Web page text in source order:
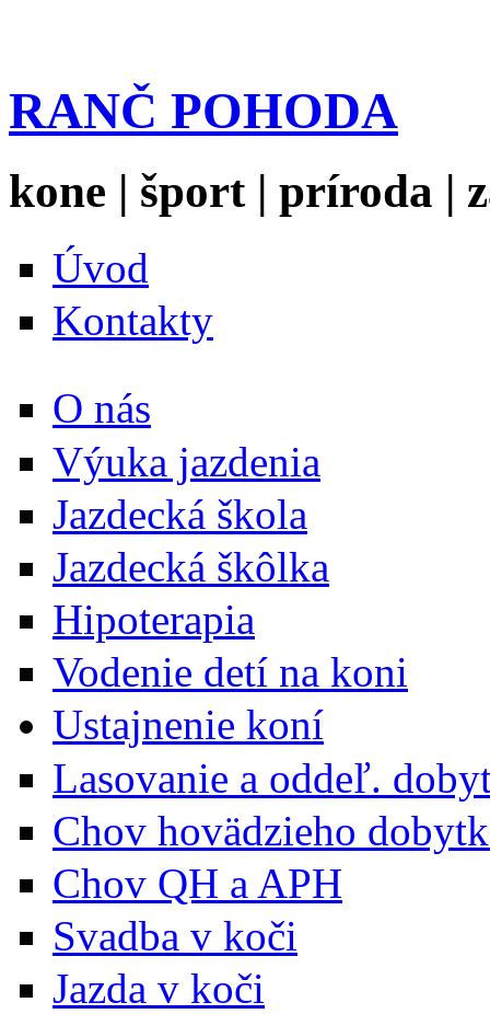
RANČ POHODA
kone | šport | príroda |
Úvod
Kontakty
O nás
Výuka jazdenia
Jazdecká škola
Jazdecká škôlka
Hipoterapia
Vodenie detí na koni
Ustajnenie koní
Lasovanie a oddeľ.
Chov hovädzieho
Chov QH a APH
Svadba v koči
Jazda v koči